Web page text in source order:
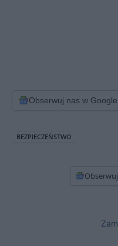
Obserwuj nas w Google
BEZPIECZEŃSTWO